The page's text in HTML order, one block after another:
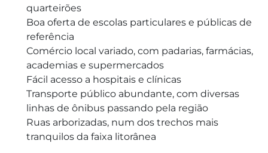
quarteirões
Boa oferta de escolas particulares e públicas de
referência
Comércio local variado, com padarias, farmácias,
academias e supermercados
Fácil acesso a hospitais e clínicas
Transporte público abundante, com diversas
linhas de ônibus passando pela região
Ruas arborizadas, num dos trechos mais
tranquilos da faixa litorânea